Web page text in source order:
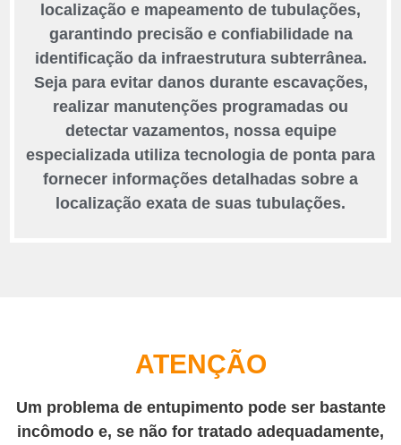
localização e mapeamento de tubulações,
garantindo precisão e confiabilidade na
identificação da infraestrutura subterrânea.
Seja para evitar danos durante escavações,
realizar manutenções programadas ou
detectar vazamentos, nossa equipe
especializada utiliza tecnologia de ponta para
fornecer informações detalhadas sobre a
localização exata de suas tubulações.
ATENÇÃO
Um problema de entupimento pode ser bastante
incômodo e, se não for tratado adequadamente,